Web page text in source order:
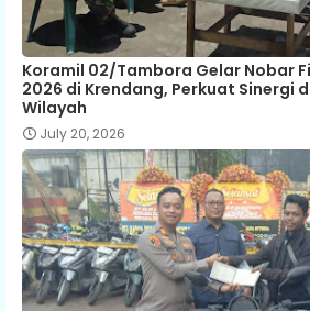
Koramil 02/Tambora Gelar Nobar
2026 di Krendang, Perkuat Sinergi
Wilayah
July 20, 2026